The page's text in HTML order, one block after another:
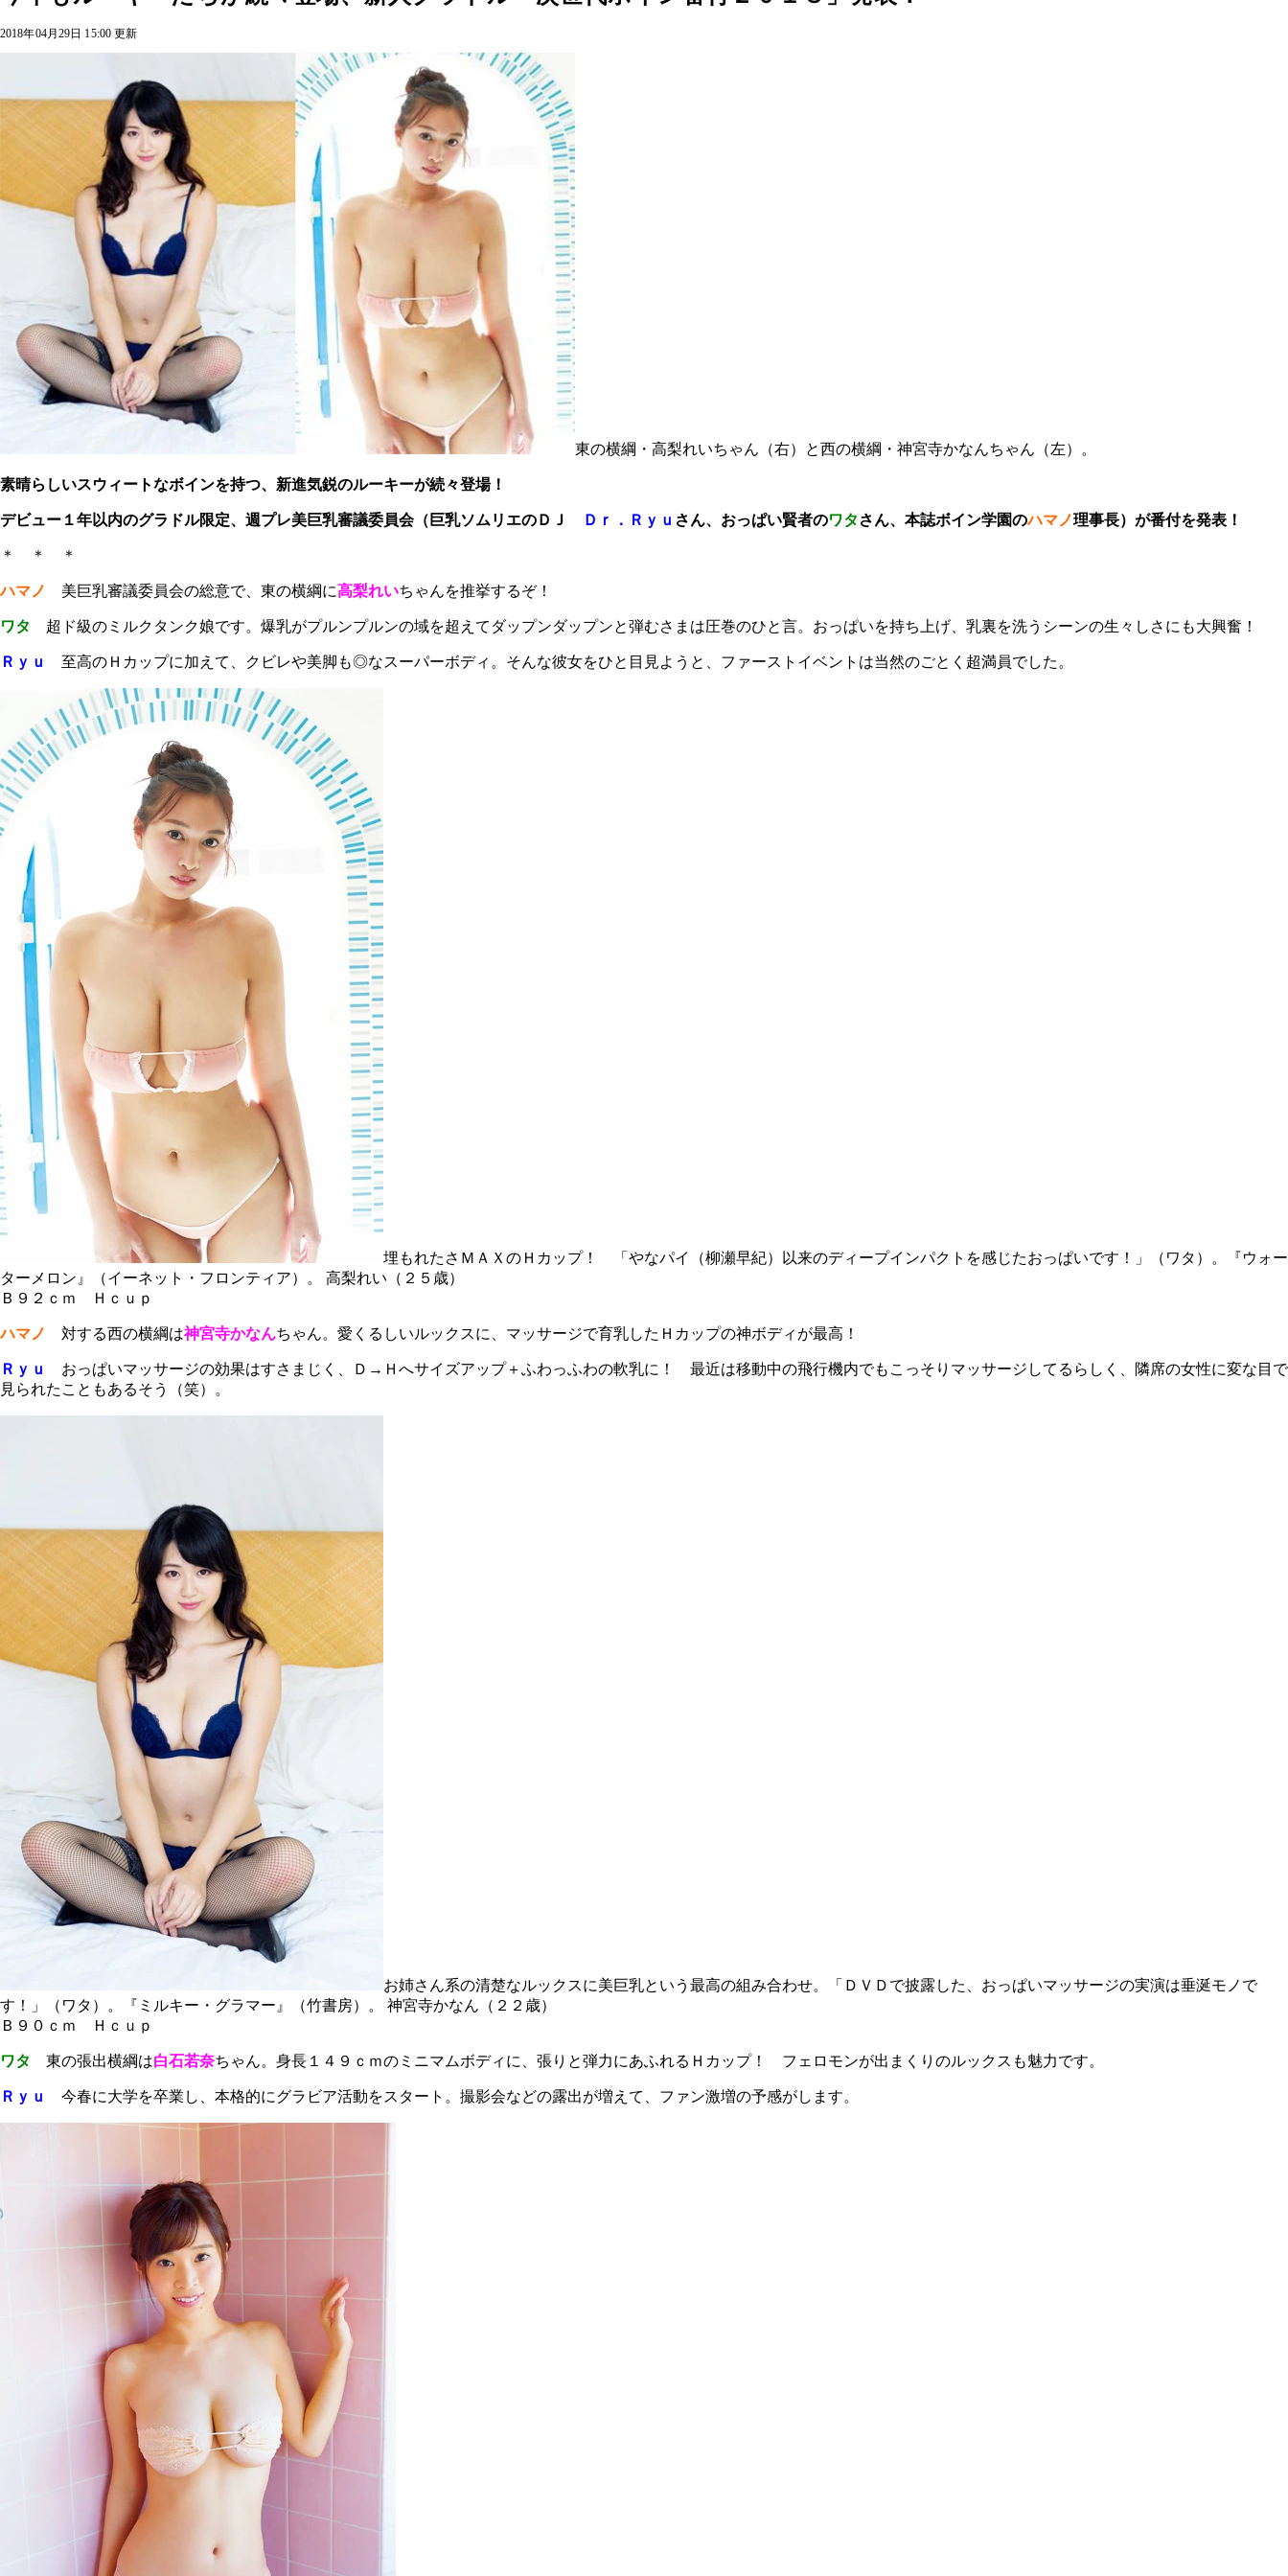
2018年04月29日 15:00 更新
東の横綱・高梨れいちゃん（右）と西の横綱・神宮寺かなんちゃん（左）。
素晴らしいスウィートなボインを持つ、新進気鋭のルーキーが続々登場！
デビュー１年以内のグラドル限定、週プレ美巨乳審議委員会（巨乳ソムリエのＤＪ Ｄｒ．Ｒｙｕ さん、おっぱい賢者のワタ さん、本誌ボイン学園のハマノ理事長）が番付を発表！
＊ ＊ ＊
ハマノ 美巨乳審議委員会の総意で、東の横綱に高梨れいちゃんを推挙するぞ！
ワタ 超ド級のミルクタンク娘です。爆乳がプルンプルンの域を超えてダップンダップンと弾むさまは圧巻のひと言。おっぱいを持ち上げ、乳裏を洗うシーンの生々しさにも大興奮！
Ｒｙｕ 至高のＨカップに加えて、クビレや美脚も◎なスーパーボディ。そんな彼女をひと目見ようと、ファーストイベントは当然のごとく超満員でした。
埋もれたさＭＡＸのＨカップ！ 「やなパイ（柳瀬早紀）以来のディープインパクトを感じたおっぱいです！」（ワタ）。『ウォー
ターメロン』（イーネット・フロンティア）。
高梨れい（２５歳）
Ｂ９２ｃｍ Ｈｃｕｐ
ハマノ 対する西の横綱は神宮寺かなんちゃん。愛くるしいルックスに、マッサージで育乳したＨカップの神ボディが最高！
Ｒｙｕ
おっぱいマッサージの効果はすさまじく、Ｄ→Ｈへサイズアップ＋ふわっふわの軟乳に！ 最近は移動中の飛行機内でもこっそりマッサージしてるらしく、隣席の女性に変な目で
見られたこともあるそう（笑）。
お姉さん系の清楚なルックスに美巨乳という最高の組み合わせ。「ＤＶＤで披露した、おっぱいマッサージの実演は垂涎モノで
す！」（ワタ）。『ミルキー・グラマー』（竹書房）。
神宮寺かなん（２２歳）
Ｂ９０ｃｍ Ｈｃｕｐ
ワタ 東の張出横綱は白石若奈ちゃん。身長１４９ｃｍのミニマムボディに、張りと弾力にあふれるＨカップ！ フェロモンが出まくりのルックスも魅力です。
Ｒｙｕ 今春に大学を卒業し、本格的にグラビア活動をスタート。撮影会などの露出が増えて、ファン激増の予感がします。